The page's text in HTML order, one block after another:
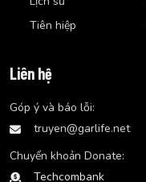
Tiên hiệp
Liên hệ
Góp ý và báo lỗi:
truyen@garlife.net
Chuyển khoản Donate:
Techcombank